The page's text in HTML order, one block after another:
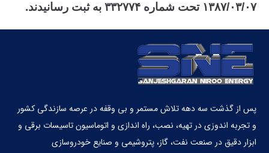
۱۳۸۷/۰۳/۰۷ تحت شماره ۳۳۲۷۷۴ به ثبت رسانیدند.
پس از گذشت سه دهه تلاش مستمر و بی‏ وقفه در عرصه سازندگی کشور
و تجربه اندوزی در تهیه، نصب، راه اندازی و اتوماسیون تاسیسات برقی و
ابزار دقیق در صنعت نفت، گاز، پتروشیمی و صنایع خودروسازی